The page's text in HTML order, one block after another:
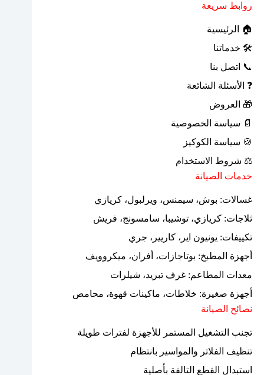
روابط سريعة
🏠 الرئيسية
🛠 خدماتنا
📞 اتصل بنا
❓ الأسئلة الشائعة
🎁 العروض
📄 سياسة الخصوصية
🍪 سياسة الكوكيز
⚖ شروط الاستخدام
خدمات الصيانة
غسالات: بوش، سيمنس، ويرلبول، كريازي
ثلاجات: كريازي، توشيبا، سامسونج، فريش
تكييفات: يونيون اير، كاريير، جري
أجهزة المطبخ: بوتاجازات، أفران، ميكروويف
معدات المطاعم: غرف تبريد، شيلرات
أجهزة صغيرة: خلاطات، ماكينات قهوة، محامص
نصائح الصيانة
تجنب التشغيل المستمر للأجهزة لفترات طويلة
تنظيف الفلاتر والمواسير بانتظام
استبدال القطع التالفة بأصلية